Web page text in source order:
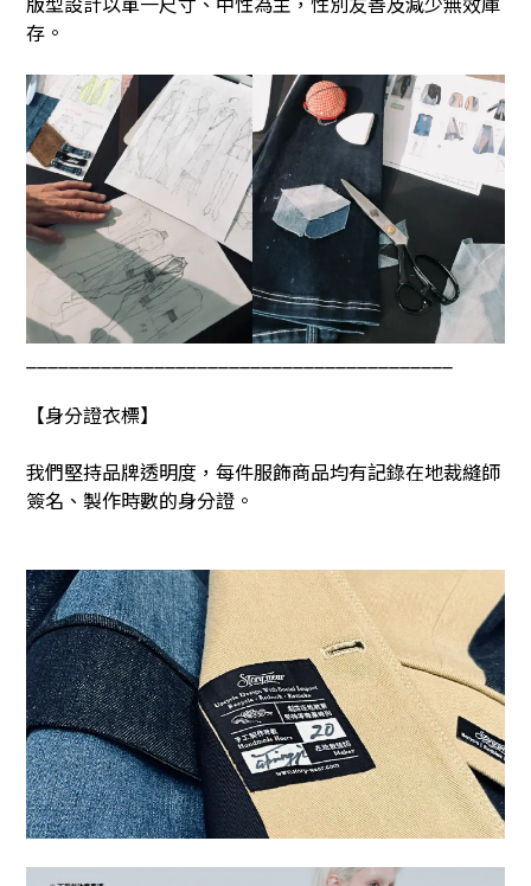
存。
【身分證衣標】
我們堅持品牌透明度，每件服飾商品均有記錄在地裁縫師
簽名、製作時數的身分證。